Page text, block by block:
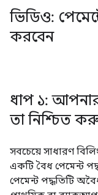
ভিডিও:
করবেন
ধাপ ১: আপনার
তা নিশ্চিত
সবচেয়ে সাধারণ
একটি বৈধ পেমেন্ট
পেমেন্ট পদ্ধতিটি